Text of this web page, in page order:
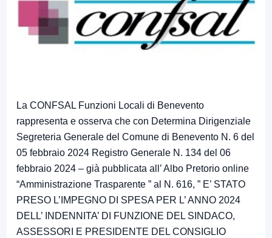
La CONFSAL Funzioni Locali di Benevento
rappresenta e osserva che con Determina Dirigenziale
Segreteria Generale del Comune di Benevento N. 6 del
05 febbraio 2024 Registro Generale N. 134 del 06
febbraio 2024 – già pubblicata all’ Albo Pretorio online
“Amministrazione Trasparente ” al N. 616, ” E’ STATO
PRESO L’IMPEGNO DI SPESA PER L’ ANNO 2024
DELL’ INDENNITA’ DI FUNZIONE DEL SINDACO,
ASSESSORI E PRESIDENTE DEL CONSIGLIO